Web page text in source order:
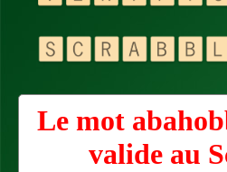
Le mot
valide au